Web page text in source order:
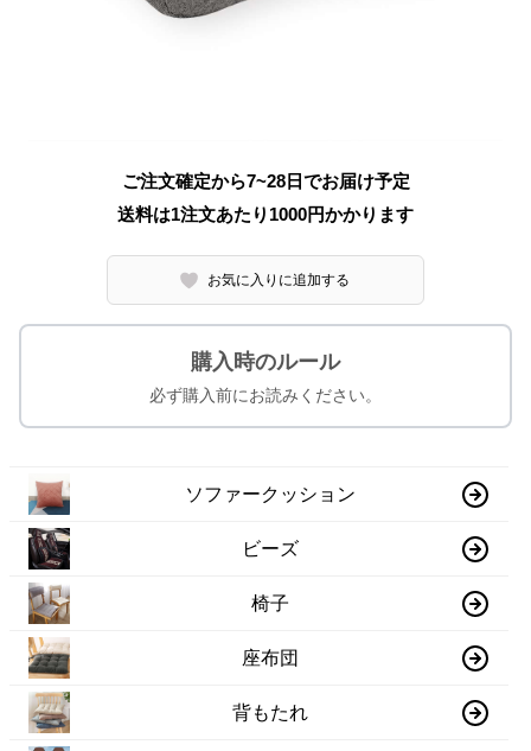
ご注文確定から7~28日でお届け予定
送料は1注文あたり 1000円かかります
お気に入りに追加する
購入時のルール
必ず購入前にお読みください。
ソファークッション
ビーズ
椅子
座布団
背もたれ